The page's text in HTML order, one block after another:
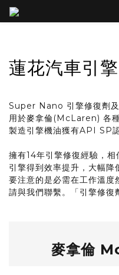
蓮花汽車引擎
Super Nano 引擎修復劑
用於麥拿倫(McLaren) 各
製造引擎機油獲有API SP認
擁有14年引擎修復經驗，
引擎得到效率提升，大幅降
要注意的是必需在工作溫度
請與我們聯繫。「引擎修復
麥拿倫